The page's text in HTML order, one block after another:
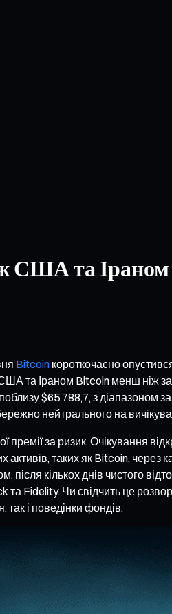
США та
Bitcoin короткочасно
та Іраном Bitcoin менш ніж
$65 788,7, з діапазоном
нейтрального на
за ризик. Очікування
таких як Bitcoin, через
кількох днів чистого
Fidelity. Чи свідчить це
так і поведінки фондів.